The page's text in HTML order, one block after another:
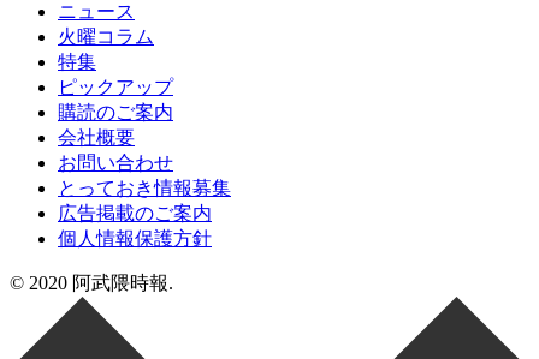
ニュース
火曜コラム
特集
ピックアップ
購読のご案内
会社概要
お問い合わせ
とっておき情報募集
広告掲載のご案内
個人情報保護方針
© 2020 阿武隈時報.